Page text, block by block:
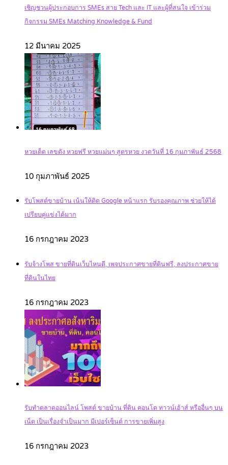
เชิญชวนผู้ประกอบการ SMEs สาย Tech และ IT และผู้ที่สนใจ เข้าร่วม
กิจกรรม SMEs Matching Knowledge & Fund
12 มีนาคม 2025
หวยเด็ด เลขดัง หวยฟรี หวยแม่นๆ สูตรหวย งวดวันที่ 16 กุมภาพันธ์ 2568
10 กุมภาพันธ์ 2025
รับโพสต์ขายบ้าน เน้นให้ติด Google หน้าแรก รับรองคุณภาพ ช่วยให้ได้
เปรียบคู่แข่งได้มาก
16 กรกฎาคม 2023
รับจ้างโพส ขายที่ดินเว็บไหนดี, เพจประกาศขายที่ดินฟรี, ลงประกาศขาย
ที่ดินในไทย
16 กรกฎาคม 2023
รับทำตลาดออนไลน์ โพสต์ ขายบ้าน ที่ดิน คอนโด ทาวน์เฮ้าส์ หรืออื่นๆ บน
เน็ต เป็นเรื่องจำเป็นมาก มีเปอร์เซ็นต์ การขายเพิ่มสูง
16 กรกฎาคม 2023